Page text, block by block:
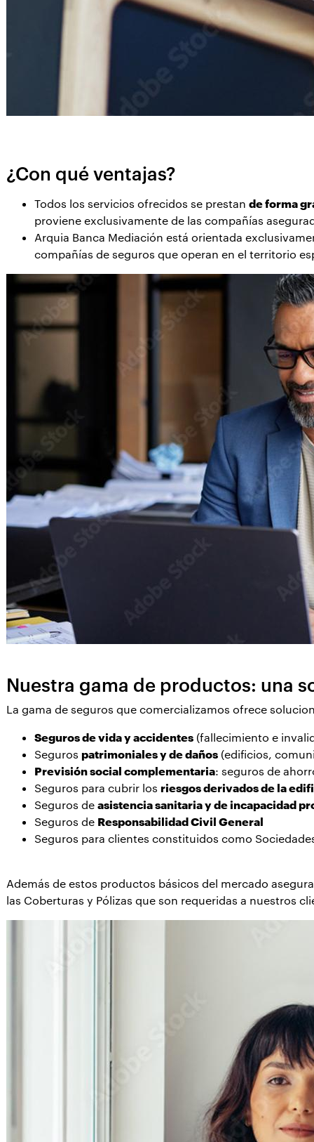
¿Con qué ventajas?
Todos los servicios ofrecidos se prestan de forma
proviene exclusivamente de las compañías
Arquia Banca Mediación está orientada
compañías de seguros que operan en el territorio
Nuestra gama de productos: una
La gama de seguros que comercializamos ofrece
Seguros de vida y accidentes(fallecimiento e
Seguros patrimoniales y de daños(edificios,
Previsión social complementaria: seguros de
Seguros para cubrir los riesgos derivados de la
Seguros de asistencia sanitaria y de incapacidad
Seguros de Responsabilidad Civil General
Seguros para clientes constituidos como
Además de estos productos básicos del mercado
las Coberturas y Pólizas que son requeridas a nuestros